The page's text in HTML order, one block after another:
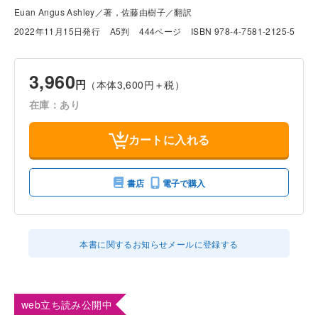
Euan Angus Ashley／著，佐藤由樹子／翻訳
2022年11月15日発行
A5判 444ページ ISBN 978-4-7581-2125-5
3,960円 （本体3,600円＋税）
在庫：あり
カートに入れる
書店 電子で購入
本書に関するお知らせメールに登録する
web立ち読み公開中